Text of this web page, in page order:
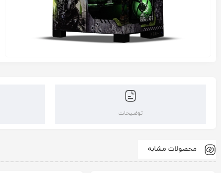
توضیحات
محصولات مشابه